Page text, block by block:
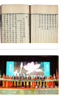
也正在“努
高温，用来
布施才有福
喉咙很小、
企业家会